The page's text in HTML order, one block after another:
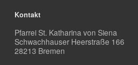
Kontakt
Pfarrei St. Katharina von Siena
Schwachhauser Heerstraße 166
28213 Bremen